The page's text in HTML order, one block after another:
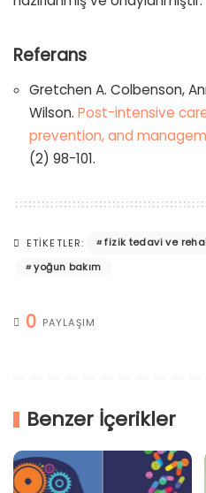
Referans
Gretchen A. Colbenson,
Wilson. Post-intensive
prevention, and
(2) 98-101.
ETIKETLER: fizik tedavi ve
yoğun bakım
0 PAYLAŞIM
Benzer İçerikler